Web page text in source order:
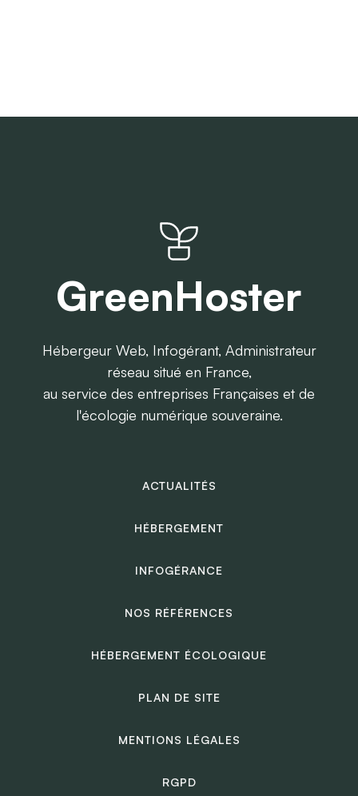
GreenHoster
Hébergeur Web, Infogérant, Administrateur
réseau situé en France,
au service des entreprises Françaises et de
l'écologie numérique souveraine.
ACTUALITÉS
HÉBERGEMENT
INFOGÉRANCE
NOS RÉFÉRENCES
HÉBERGEMENT ÉCOLOGIQUE
PLAN DE SITE
MENTIONS LÉGALES
RGPD